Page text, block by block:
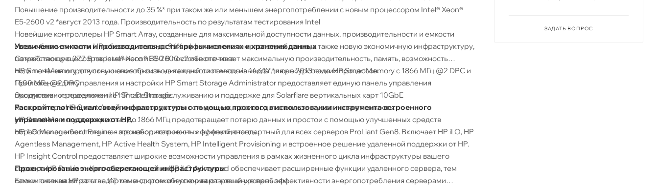
Повышение производительности до 35 %* при таком же или меньшем энергопотреблении с новым процессором Intel® Xeon®
E5-2600 v2 *август 2013 года. Производительность по результатам тестирования Intel
Новейшие контроллеры HP Smart Array, созданные для максимальной доступности данных, производительности и емкости
Новые блоки питания HP обеспечивают до 96% эффективного энергопотребления, а также новую экономичную инфраструктуру,
потребляющую 277 В переменного и 380 В постоянного тока
HP SmartMemory для повышения производительности памяти на 16,6%* *июнь 2013 года. HP SmartMemory с 1866 МГц @2 DPC и
1600 МГц @2 DPC
Эксклюзивное предложение HP с Dell по обслуживанию и поддержке для Solarflare вертикальных карт 10GbE
Увеличение емкости и производительности при вычислениях и хранении данных
Семейство процессоров Intel® Xeon® E5-2600 v2 обеспечивает максимальную производительность, память, возможность
подключения и пропускную способность на каждый слот ввода/вывода для ресурсоемких процессов.
Приложение для управления и настройки HP Smart Storage Administrator предоставляет единую панель управления
продуктами и решениями HP Smart Storage.
Контроллеры HP Smart Array повышают доступность данных, производительность и увеличивают емкость.
HP SmartMemory со скоростью до 1866 МГц предотвращает потерю данных и простои с помощью улучшенных средств
обработки ошибок, повышая производительность и эффективность.
Раскройте потенциал своей инфраструктуры с помощью простого в использовании инструмента встроенного
управления и поддержки от HP.
HP iLO Management Engine – это набор встроенных функций, стандартный для всех серверов ProLiant Gen8. Включает HP iLO, HP
Agentless Management, HP Active Health System, HP Intelligent Provisioning и встроенное решение удаленной поддержки от HP.
HP Insight Control предоставляет широкие возможности управления в рамках жизненного цикла инфраструктуры вашего
сервера HP ProLiant. Ключевая технология HP iLO Advanced обеспечивает расширенные функции удаленного сервера, тем
самым снижая затраты на ИТ-командировки и ускоряя разрешение проблем.
Проектирование энергосберегающей инфраструктуры
Блоки питания HP со стандартным слотом обеспечивают новый уровень эффективности энергопотребления серверами
ЗАДАТЬ ВОПРОС